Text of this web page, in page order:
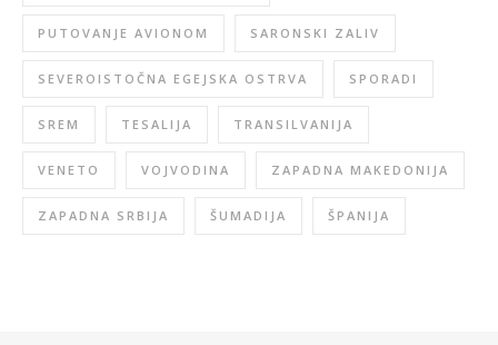
PUTOVANJE AVIONOM SARONSKI ZALIV
SEVEROISTOČNA EGEJSKA OSTRVA SPORADI
SREM TESALIJA TRANSILVANIJA
VENETO VOJVODINA ZAPADNA MAKEDONIJA
ZAPADNA SRBIJA ŠUMADIJA ŠPANIJA